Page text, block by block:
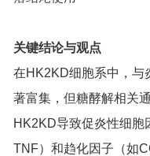
关键结论与观点
在HK2KD细胞系中，与
著富集，但糖酵解相关
HK2KD导致促炎性细胞
TNF）和趋化因子（如